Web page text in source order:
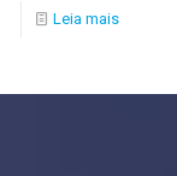
Leia mais